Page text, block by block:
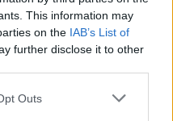
This information may
on the IAB’s List of
further disclose it to other
Outs